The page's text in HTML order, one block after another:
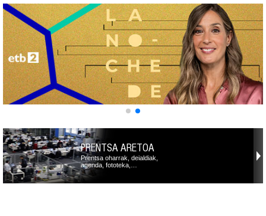
PRENTSA ARETOA
Prentsa oharrak, deialdiak,
agenda, fototeka,…